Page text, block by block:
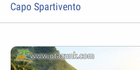
Capo Spartivento